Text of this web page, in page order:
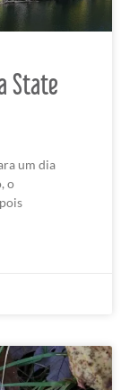
State
um dia
o